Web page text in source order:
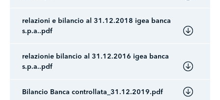
relazioni e bilancio al 31.12.2018 igea banca
s.p.a..pdf
relazionie bilancio al 31.12.2016 igea banca
s.p.a..pdf
Bilancio Banca controllata_31.12.2019.pdf